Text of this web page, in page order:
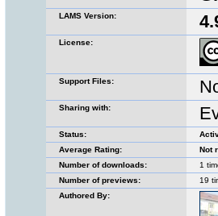
LAMS Version:
License:
Support Files:
Sharing with:
Status:
Average Rating:
Not
Number of downloads:
1
Number of previews:
19
Authored By: